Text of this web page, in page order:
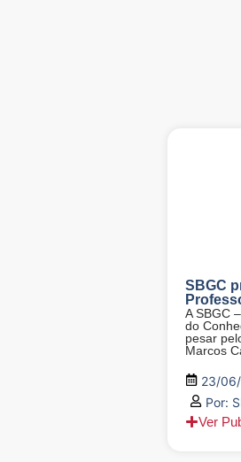
SBGC
A SBGC
do
pesar
Marcos
23/
Por:
Ver